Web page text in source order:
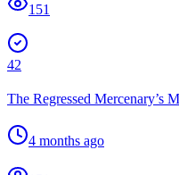
151
42
The Regressed Mercenary’s
4 months ago